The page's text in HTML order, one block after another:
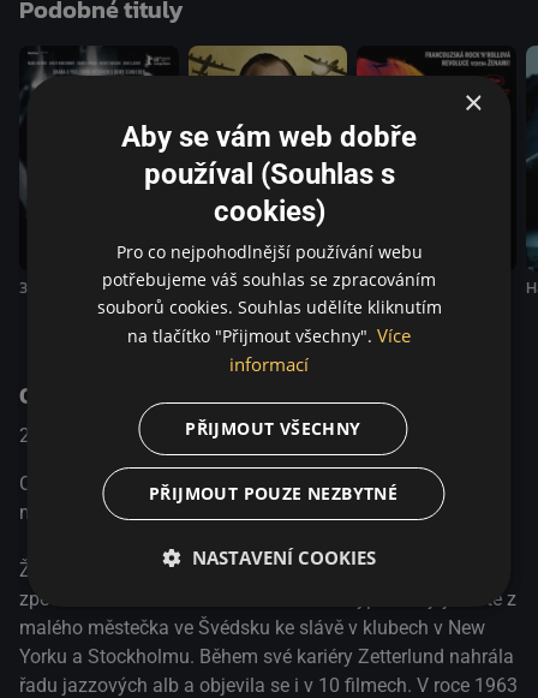
unikátním spojení s nevídaným talentem
Podobné tituly
3 dny v Quiberonu Dobrý zrádce Ach, ty holky
O pořadu
2013 Sweden / Dánsko Životopisný / Drama / Music
Oslnivá kariéra a následně tvrdý pád na dno svých
možností.
Životopisný film dánského režiséra Pera Flye o švédské
zpěvačce a herečce Monice Zetterlund vypráví o její cestě z
malého městečka ve Švédsku ke slávě v klubech v New
Yorku a Stockholmu. Během své kariéry Zetterlund nahrála
řadu jazzových alb a objevila se i v 10 filmech. V roce 1963
×
Aby se vám web dobře
používal (Souhlas s
cookies)
Pro co nejpohodlnější používání webu
potřebujeme váš souhlas se zpracováním
souborů cookies. Souhlas udělíte kliknutím
na tlačítko "Přijmout všechny". Více
informací
PŘIJMOUT VŠECHNY
PŘIJMOUT POUZE NEZBYTNÉ
NASTAVENÍ COOKIES